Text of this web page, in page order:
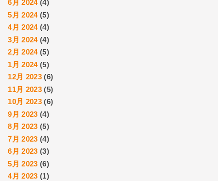
6月 2024(4)
5月 2024(5)
4月 2024(4)
3月 2024(4)
2月 2024(5)
1月 2024(5)
12月 2023 (6)
11月 2023 (5)
10月 2023 (6)
9月 2023 (4)
8月 2023 (5)
7月 2023 (4)
6月 2023 (3)
5月 2023 (6)
4月 2023 (1)